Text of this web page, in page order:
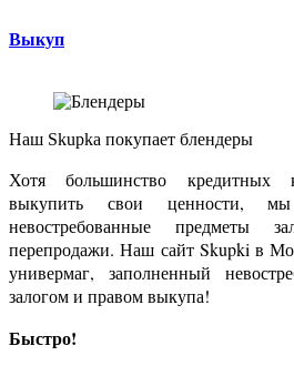
Выкуп
Наш Skupka покупает блендеры
Хотя большинство кредитных
выкупить свои ценности,
невостребованные предметы
перепродажи. Наш сайт Skupki в
универмаг, заполненный
залогом и правом выкупа!
Быстро!